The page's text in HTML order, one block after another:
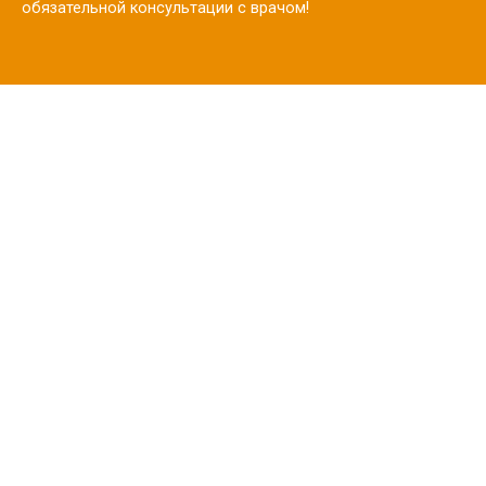
обязательной консультации с врачом!